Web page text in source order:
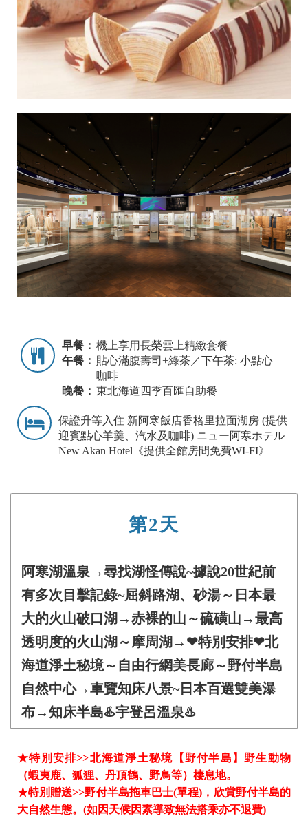
早餐： 機上享用長榮雲上精緻套餐
午餐： 貼心滿腹壽司+綠茶／下午茶: 小點心
咖啡
晚餐： 東北海道四季百匯自助餐
保證升等入住 新阿寒飯店香格里拉面湖房 (提供
迎賓點心羊羹、汽水及咖啡) ニュー阿寒ホテル
New Akan Hotel《提供全館房間免費WI-FI》
第2天
阿寒湖溫泉→尋找湖怪傳說~據說20世紀前
有多次目擊記錄~屈斜路湖、砂湯～日本最
大的火山破口湖→赤裸的山～硫磺山→最高
透明度的火山湖～摩周湖→❤特別安排❤北
海道淨土秘境～自由行網美長廊～野付半島
自然中心→車覽知床八景~日本百選雙美瀑
布→知床半島♨️宇登呂溫泉♨️
★特別安排>>北海道淨土秘境【野付半島】野生動物
（蝦夷鹿、狐狸、丹頂鶴、野鳥等）棲息地。
★特別贈送>>野付半島拖車巴士(單程)，欣賞野付半島的
大自然生態。(如因天候因素導致無法搭乘亦不退費)